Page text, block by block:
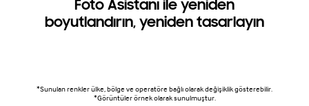
Foto Asistanı ile yeniden
boyutlandırın, yeniden tasarlayın
*Sunulan renkler ülke, bölge ve operatöre bağlı olarak değişiklik gösterebilir.
*Görüntüler örnek olarak sunulmuştur.